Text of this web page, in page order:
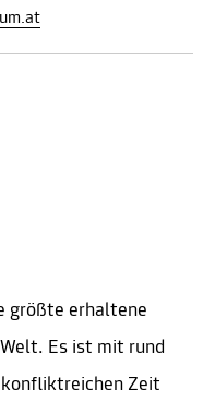
größte erhaltene
Es ist mit rund
Zeit